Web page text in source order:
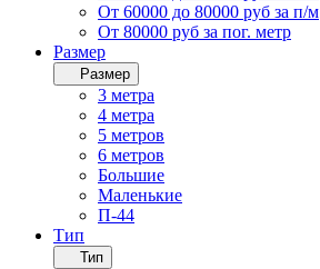
От 60000 до 80000 руб за п/м
От 80000 руб за пог. метр
Размер
Размер
3 метра
4 метра
5 метров
6 метров
Большие
Маленькие
П-44
Тип
Тип